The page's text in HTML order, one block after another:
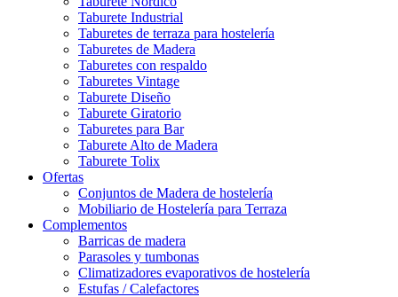
Taburete Industrial
Taburetes de terraza para hostelería
Taburetes de Madera
Taburetes con respaldo
Taburetes Vintage
Taburete Diseño
Taburete Giratorio
Taburetes para Bar
Taburete Alto de Madera
Taburete Tolix
Ofertas
Conjuntos de Madera de hostelería
Mobiliario de Hostelería para Terraza
Complementos
Barricas de madera
Parasoles y tumbonas
Climatizadores evaporativos de hostelería
Estufas / Calefactores